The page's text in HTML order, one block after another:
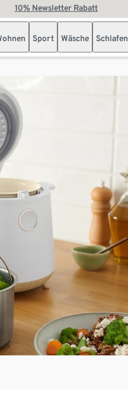
10% Newsletter Rabatt
Sport Wäsche Schlafen